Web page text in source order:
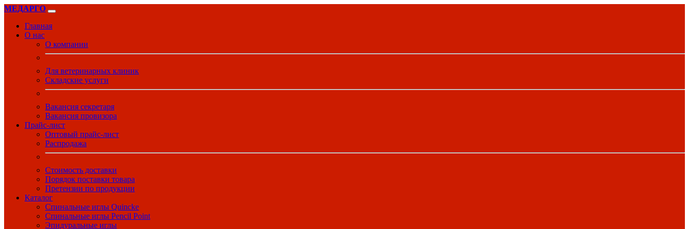
МЕДАРГО
Главная
О нас
О компании
Для ветеринарных клиник
Складские услуги
Вакансия секретаря
Вакансия провизора
Прайс-лист
Оптовый прайс-лист
Распродажа
Стоимость доставки
Порядок поставки товара
Претензии по продукции
Каталог
Спинальные иглы Quincke
Спинальные иглы Pencil Point
Эпидуральные иглы